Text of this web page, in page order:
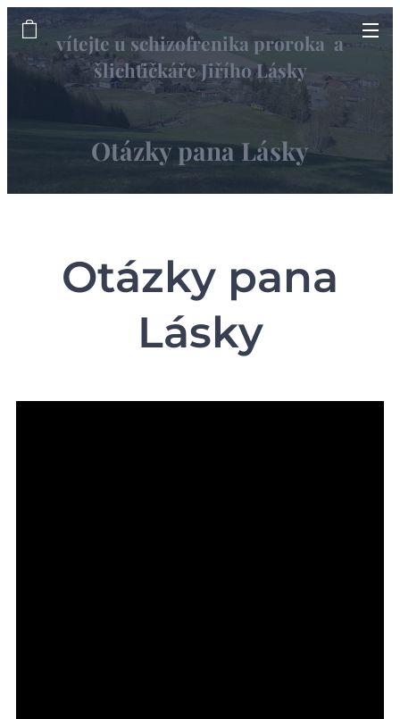
vítejte u schizofrenika proroka a
šlichťičkáře Jiřího Lásky
informační web
Otázky pana Lásky
Otázky pana
Lásky